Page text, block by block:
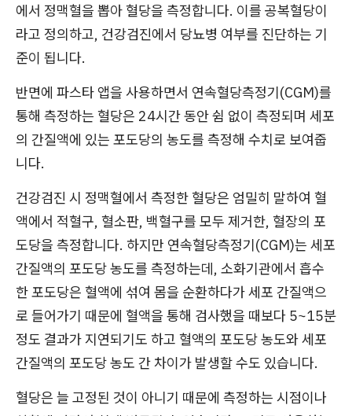
에서 정맥혈을 뽑아 혈당을 측정합니다. 이를 공복혈당이
라고 정의하고, 건강검진에서 당뇨병 여부를 진단하는 기
준이 됩니다.
반면에 파스타 앱을 사용하면서 연속혈당측정기(CGM)를
통해 측정하는 혈당은 24시간 동안 쉼 없이 측정되며 세포
의 간질액에 있는 포도당의 농도를 측정해 수치로 보여줍
니다.
건강검진 시 정맥혈에서 측정한 혈당은 엄밀히 말하여 혈
액에서 적혈구, 혈소판, 백혈구를 모두 제거한, 혈장의 포
도당을 측정합니다. 하지만 연속혈당측정기(CGM)는 세포
간질액의 포도당 농도를 측정하는데, 소화기관에서 흡수
한 포도당은 혈액에 섞여 몸을 순환하다가 세포 간질액으
로 들어가기 때문에 혈액을 통해 검사했을 때보다 5~15분
정도 결과가 지연되기도 하고 혈액의 포도당 농도와 세포
간질액의 포도당 농도 간 차이가 발생할 수도 있습니다.
혈당은 늘 고정된 것이 아니기 때문에 측정하는 시점이나